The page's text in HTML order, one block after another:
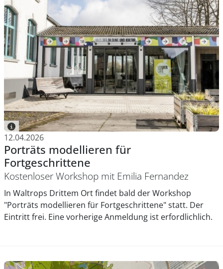
12.04.2026
Porträts modellieren für
Fortgeschrittene
Kostenloser Workshop mit Emilia Fernandez
In Waltrops Drittem Ort findet bald der Workshop
"Porträts modellieren für Fortgeschrittene" statt. Der
Eintritt frei. Eine vorherige Anmeldung ist erfordlichlich.